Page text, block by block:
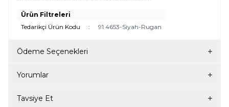
Ürün Filtreleri
Tedarikçi Ürün Kodu
: 91 4653-Siyah-Rugan
Ödeme Seçenekleri
Yorumlar
Tavsiye Et